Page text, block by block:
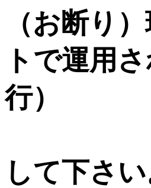
（お断り
トで運用
行）
して下さ